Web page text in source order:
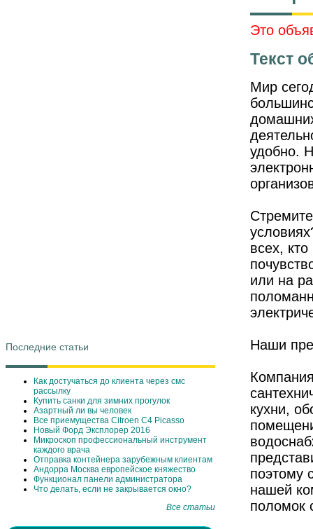
Последние статьи
Как достучаться до клиента через смс
рассылку
Купить санки для зимних прогулок
Азартный ли вы человек
Все приемущества Сitroen C4 Picasso
Новый Форд Эксплорер 2016
Микроскоп профессиональный инструмент
каждого врача
Отправка контейнера зарубежным клиентам
Андорра Москва европейское княжество
Функционал панели администратора
Что делать, если не закрывается окно?
Все статьи
Это
Текст
Мир
удобно.
всех,
или на
Наши
кухни,
поэтому
нашей
поломок